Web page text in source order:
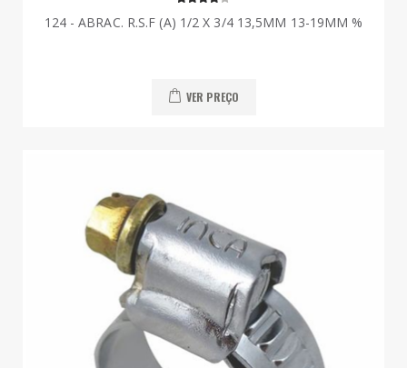
124 - ABRAC. R.S.F (A) 1/2 X 3/4 13,5MM 13-19MM %
VER PREÇO